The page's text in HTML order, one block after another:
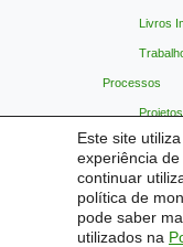
Este site
experiência
continuar
política de
pode saber
utilizados na
Livros
Processos
Transmissões
Materiais Indicados